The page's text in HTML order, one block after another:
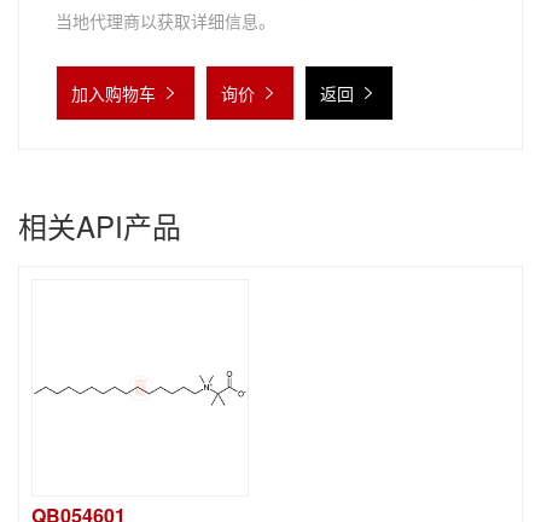
当地代理商以获取详细信息。
加入购物车 询价 返回
相关API产品
QB054601